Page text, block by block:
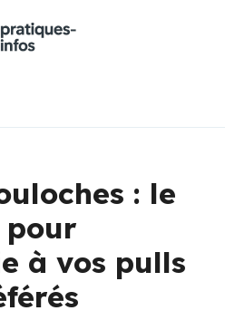
: le
pour
à vos pulls